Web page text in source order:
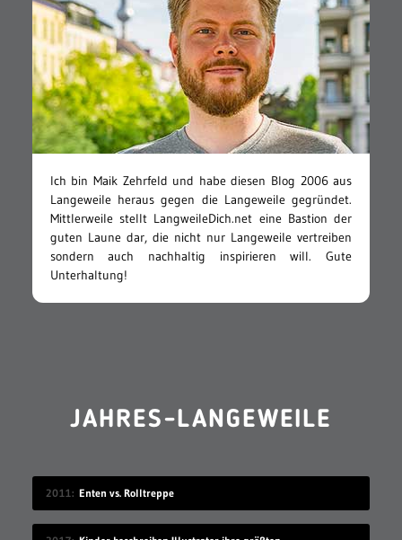
Ich bin Maik Zehrfeld und habe diesen Blog 2006 aus
Langeweile heraus gegen die Langeweile gegründet.
Mittlerweile stellt LangweileDich.net eine Bastion der
guten Laune dar, die nicht nur Langeweile vertreiben
sondern auch nachhaltig inspirieren will. Gute
Unterhaltung!
JAHRES-LANGEWEILE
2011 Enten vs. Rolltreppe